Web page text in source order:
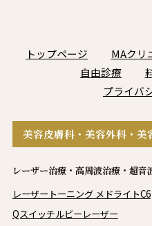
トップページ MAクリ
自由診療
プライバ
美容皮膚科・美容外科・美
レーザー治療・高周波治療・超音
レーザートーニング メドライトC6
Qスイッチルビーレーザー